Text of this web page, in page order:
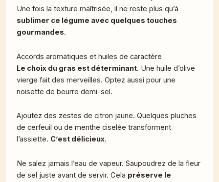
Une fois la texture maîtrisée, il ne reste plus qu’à
sublimer ce légume avec quelques touches
gourmandes.
Accords aromatiques et huiles de caractère
Le choix du gras est déterminant. Une huile d’olive
vierge fait des merveilles. Optez aussi pour une
noisette de beurre demi-sel.
Ajoutez des zestes de citron jaune. Quelques pluches
de cerfeuil ou de menthe ciselée transforment
l’assiette. C’est délicieux.
Ne salez jamais l’eau de vapeur. Saupoudrez de la fleur
de sel juste avant de servir. Cela préserve le